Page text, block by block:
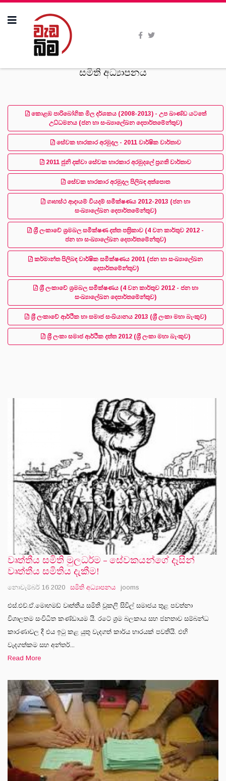
සමිති අධ්‍යාපනය
කොළඹ පාරිබෝගික මිල දර්ශකය (2008-2013) - උප ඛාණ්ඩ යටතේ
උධ්ධමනය (ජන හා සංඛ්‍යාලේඛන දෙපාර්තමේන්තුව)
සේවක භාරකාර අරමුදල - 2011 වාර්ෂික වාර්තාව
2011 ජුනි දක්වා සේවක භාරකාර අරමුදලේ ප‍්‍රගති වාර්තාව
සේවක භාරකාර අරමුදල පිලිබඳ අත්පොත
ගෘහස්ථ ආදායම් වියදම් සමීක්ෂණය 2012-2013 (ජන හා
සංඛ්‍යාලේඛන දෙපාර්තමේන්තුව)
ශ‍්‍රී ලංකාවේ ශ‍්‍රමබල සමීක්ෂණ දත්ත පත‍්‍රිකාව (4 වන කාර්තුව 2012 -
ජන හා සංඛ්‍යාලේඛන දෙපාර්තමේන්තුව)
කර්මාන්ත පිලිබඳ වාර්ෂික සමීක්ෂණය 2001 (ජන හා සංඛ්‍යාලේඛන
දෙපාර්තමේන්තුව)
ශ‍්‍රී ලංකාවේ ශ‍්‍රමබල සමීක්ෂණය (4 වන කාර්තුව 2012 - ජන හා
සංඛ්‍යාලේඛන දෙපාර්තමේන්තුව)
ශ‍්‍රී ලංකාවේ ආර්ථික හා සමාජ සංඛ්යානය 2013 (ශ‍්‍රී ලංකා මහා බැංකුව)
ශ‍්‍රී ලංකා සමාජ ආර්ථික දත්ත 2012 (ශ‍්‍රී ලංකා මහා බැංකුව)
වෘත්තීය සමිති මුලධර්ම – සේවකයන්ගේ දෑසින්
වෘත්තීය සමිතිය දැකීම!
නොවැම්බර් 16 2020 සමිති අධ්‍යාපනය jooms
එස්.එච්.ඒ.මොහමඩ් වෘත්තීය සමිති වූකලි සිවිල් සමාජය තුළ පවත්නා
විශාලතම සංවිධිත කණ්ඩායම යි. රටේ ශ‍්‍රම බලකාය සහ ජනතාව සම්බන්ධ
කාරණාවල දී එය ඉටු කළ යුතු වැදගත් කාර්ය භාරයක් පවතියි. එහි
වැදගත්කම සහ අන්තර්...
Read More